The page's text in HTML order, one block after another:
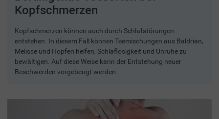
Kopfschmerzen
Kopfschmerzen können auch durch Schlafstörungen
entstehen. In diesem Fall können Teemischungen aus Baldrian,
Melisse und Hopfen helfen, Schlaflosigkeit und Unruhe zu
bewältigen. Auf diese Weise kann der Entstehung neuer
Beschwerden vorgebeugt werden.